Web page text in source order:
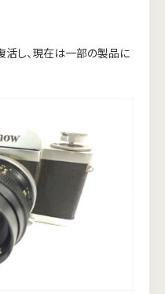
活し、現在は一部の製品に